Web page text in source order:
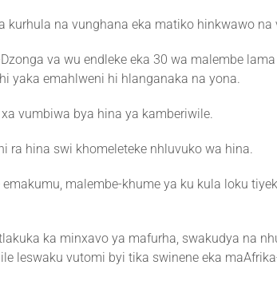
na vunghana eka matiko hinkwawo na
va wu endleke eka 30 wa malembe lama
yaka emahlweni hi hlanganaka na yona.
vumbiwa bya hina ya kamberiwile.
ra hina swi khomeleteke nhluvuko wa hina.
malembe-khume ya ku kula loku
ka minxavo ya mafurha, swakudya na
leswaku vutomi byi tika swinene eka